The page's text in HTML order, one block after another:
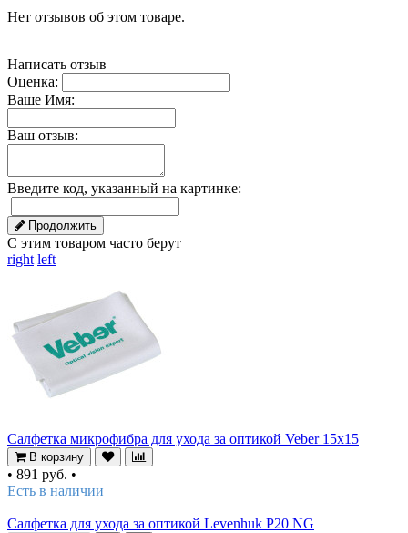
Нет отзывов об этом товаре.
Написать отзыв
Оценка:
Ваше Имя:
Ваш отзыв:
Введите код, указанный на картинке:
Продолжить
С этим товаром часто берут
right left
Салфетка микрофибра для ухода за оптикой Veber 15x15
В корзину
• 891 руб. •
Есть в наличии
Салфетка для ухода за оптикой Levenhuk P20 NG